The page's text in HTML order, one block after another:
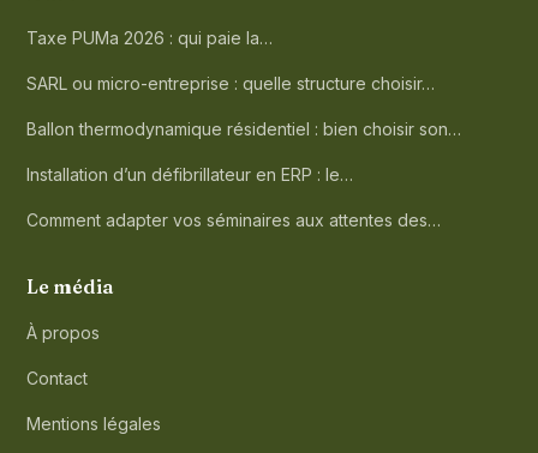
Taxe PUMa 2026 : qui paie la…
SARL ou micro-entreprise : quelle structure choisir…
Ballon thermodynamique résidentiel : bien choisir son…
Installation d’un défibrillateur en ERP : le…
Comment adapter vos séminaires aux attentes des…
Le média
À propos
Contact
Mentions légales